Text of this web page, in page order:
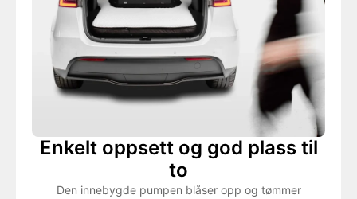
Enkelt oppsett og god plass til
to
Den innebygde pumpen blåser opp og tømmer